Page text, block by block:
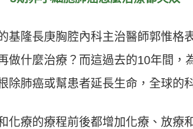
基隆長庚胸腔內科主治醫師郭惟格
做什麼治療？而這過去的10年間，
除肺癌或幫患者延長生命，全球的
化療的療程前後都增加化療、放療